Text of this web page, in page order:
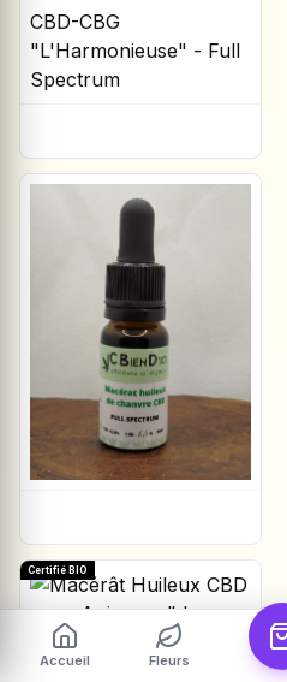
Certifié BIO
Accueil Fleurs